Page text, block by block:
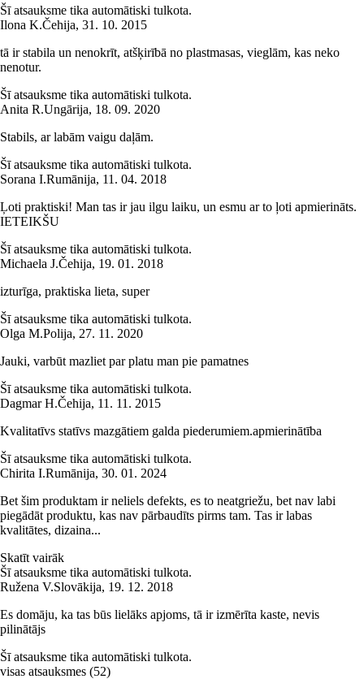
Šī atsauksme tika automātiski tulkota.
Ilona K.Čehija, 31. 10. 2015
tā ir stabila un nenokrīt, atšķirībā no plastmasas, vieglām, kas neko
nenotur.
Šī atsauksme tika automātiski tulkota.
Anita R.Ungārija, 18. 09. 2020
Stabils, ar labām vaigu daļām.
Šī atsauksme tika automātiski tulkota.
Sorana I.Rumānija, 11. 04. 2018
Ļoti praktiski! Man tas ir jau ilgu laiku, un esmu ar to ļoti apmierināts.
IETEIKŠU
Šī atsauksme tika automātiski tulkota.
Michaela J.Čehija, 19. 01. 2018
izturīga, praktiska lieta, super
Šī atsauksme tika automātiski tulkota.
Olga M.Polija, 27. 11. 2020
Jauki, varbūt mazliet par platu man pie pamatnes
Šī atsauksme tika automātiski tulkota.
Dagmar H.Čehija, 11. 11. 2015
Kvalitatīvs statīvs mazgātiem galda piederumiem.apmierinātība
Šī atsauksme tika automātiski tulkota.
Chirita I.Rumānija, 30. 01. 2024
Bet šim produktam ir neliels defekts, es to neatgriežu, bet nav labi
piegādāt produktu, kas nav pārbaudīts pirms tam. Tas ir labas
kvalitātes, dizaina...
Skatīt vairāk
Šī atsauksme tika automātiski tulkota.
Ružena V.Slovākija, 19. 12. 2018
Es domāju, ka tas būs lielāks apjoms, tā ir izmērīta kaste, nevis
pilinātājs
Šī atsauksme tika automātiski tulkota.
visas atsauksmes (52)